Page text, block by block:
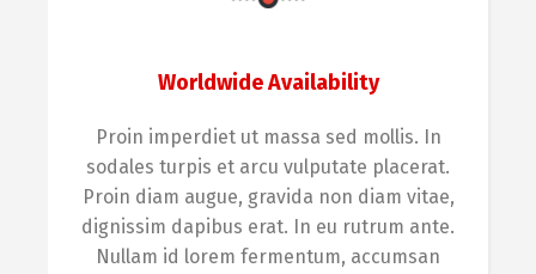
Worldwide Availability
Proin imperdiet ut massa sed mollis. In
sodales turpis et arcu vulputate placerat.
Proin diam augue, gravida non diam vitae,
dignissim dapibus erat. In eu rutrum ante.
Nullam id lorem fermentum, accumsan